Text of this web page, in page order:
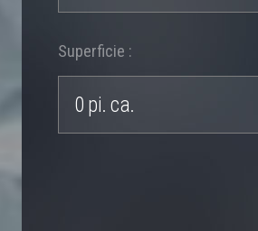
Superficie :
0 pi. ca.